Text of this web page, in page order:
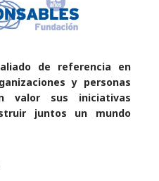
de referencia en
y personas
valor sus iniciativas
juntos un mundo